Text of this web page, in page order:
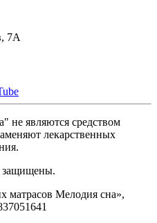
7А
не являются средством
лекарственных
защищены.
матрасов Мелодия сна»,